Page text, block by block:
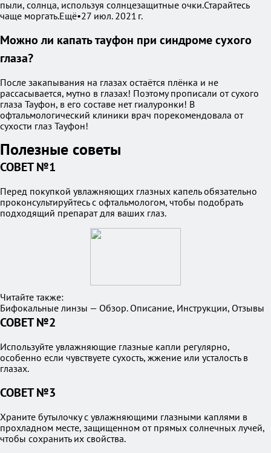
пыли, солнца, используя солнцезащитные очки.Старайтесь
чаще моргать.Ещё•27 июл. 2021 г.
Можно ли капать тауфон при синдроме сухого
глаза?
После закапывания на глазах остаётся плёнка и не
рассасывается, мутно в глазах! Поэтому прописали от сухого
глаза Тауфон, в его составе нет гиалуронки! В
офтальмологический клиники врач порекомендовала от
сухости глаз Тауфон!
Полезные советы
СОВЕТ №1
Перед покупкой увлажняющих глазных капель обязательно
проконсультируйтесь с офтальмологом, чтобы подобрать
подходящий препарат для ваших глаз.
Читайте также:
Бифокальные линзы — Обзор. Описание, Инструкции, Отзывы
СОВЕТ №2
Используйте увлажняющие глазные капли регулярно,
особенно если чувствуете сухость, жжение или усталость в
глазах.
СОВЕТ №3
Храните бутылочку с увлажняющими глазными каплями в
прохладном месте, защищенном от прямых солнечных лучей,
чтобы сохранить их свойства.